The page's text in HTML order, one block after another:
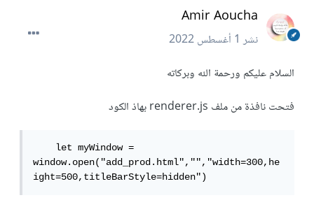
Amir Aoucha
نشر1 أغسطس 2022
السلام عليكم ورحمة الله وبركاته
فتحت نافذة من ملف renderer.js بهاذ الكود
    let myWindow =
window.open("add_prod.html","","width=300,he
ight=500,titleBarStyle=hidden")